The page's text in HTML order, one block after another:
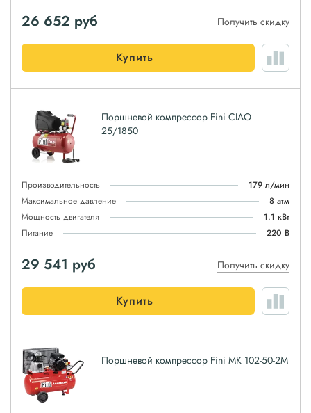
26 652 руб Получить скидку
Купить
Поршневой компрессор Fini CIAO
25/1850
Производительность
179 л/мин
Максимальное давление
8 атм
Мощность двигателя
1.1 кВт
Питание
220 В
29 541 руб Получить скидку
Купить
Поршневой компрессор Fini MK 102-50-2M